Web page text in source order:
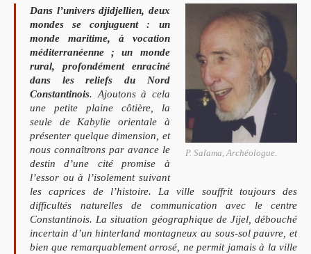
P. Salama, Archéologue.
Dans l’univers djidjellien, deux
mondes se conjuguent : un
monde maritime, à vocation
méditerranéenne ; un monde
rural, profondément enraciné
dans les reliefs du Nord
Constantinois. Ajoutons à cela
une petite plaine côtière, la
seule de Kabylie orientale à
présenter quelque dimension, et
nous connaîtrons par avance le
destin d’une cité promise à
l’essor ou à l’isolement suivant
les caprices de l’histoire. La ville souffrit toujours des
difficultés naturelles de communication avec le centre
Constantinois. La situation géographique de Jijel, débouché
incertain d’un hinterland montagneux au sous-sol pauvre, et
bien que remarquablement arrosé, ne permit jamais à la ville